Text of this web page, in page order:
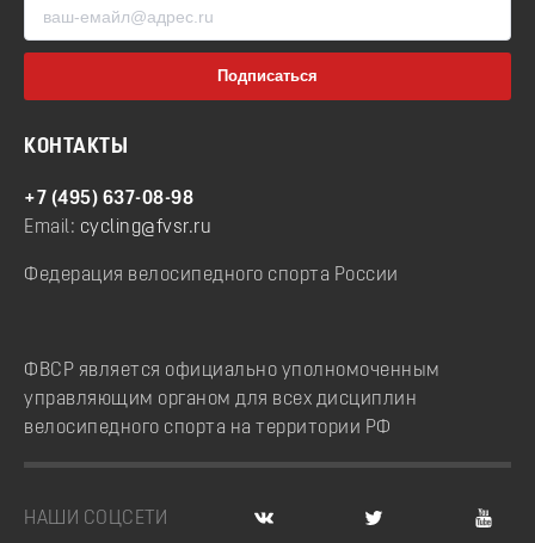
КОНТАКТЫ
+7 (495) 637-08-98
Email: cycling@fvsr.ru
Федерация велосипедного спорта России
ФВСР является официально уполномоченным
управляющим органом для всех дисциплин
велосипедного спорта на территории РФ
НАШИ СОЦСЕТИ